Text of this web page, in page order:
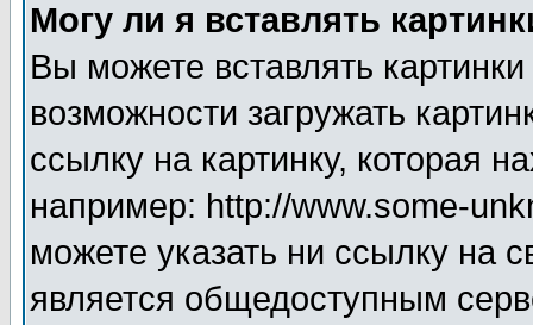
Могу ли я вставлять
Вы можете вставлять
возможности загружать
ссылку на картинку, которая
например: http://www.some-
можете указать ни ссылку на
является общедоступным